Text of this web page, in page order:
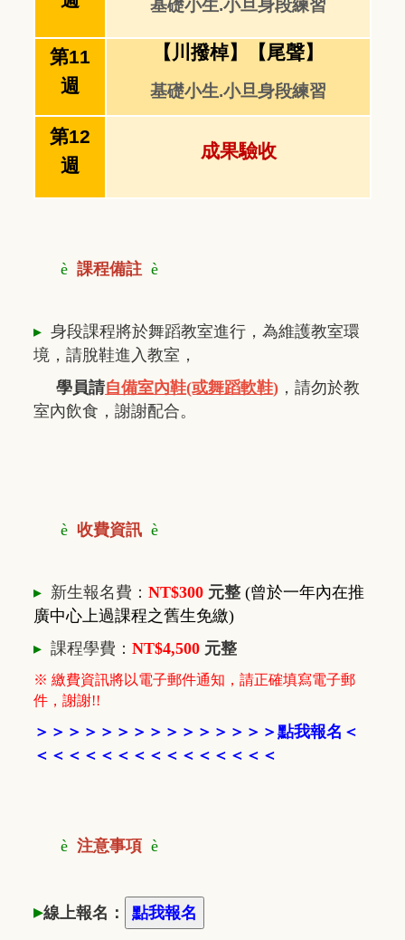
基礎小生.小旦身段練習
第11
週
【川撥棹】【尾聲】
基礎小生.小旦身段練習
第12
週
成果驗收
è 課程備註 è
▸ 身段課程將於舞蹈教室進行， 為維護教室環
境，請脫鞋進入教室，
學員請自備室內鞋(或舞蹈軟鞋) ， 請勿於教
室內飲食，謝謝配合。
è 收費資訊 è
▸ 新生報名費： NT$300 元整 (曾於一年內在推
廣中心上過課程之舊生免繳)
▸ 課程學費： NT$4,500 元整
※ 繳費資訊將以電子郵件通知，請正確填寫電子郵
件，謝謝!!
＞ ＞ ＞ ＞ ＞ ＞ ＞ ＞ ＞ ＞ ＞ ＞ ＞ ＞ ＞點我報名 ＜
＜＜＜ ＜＜＜ ＜ ＜ ＜＜＜ ＜ ＜ ＜ ＜
è 注意事項 è
▸線上報名：